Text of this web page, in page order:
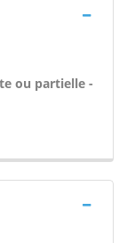
ou partielle -